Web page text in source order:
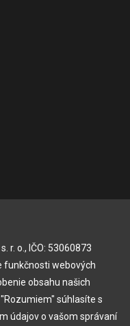
r. o., IČO: 53060873
funkčnosti webových
obsahu našich
súhlasíte s
údajov o vašom správaní